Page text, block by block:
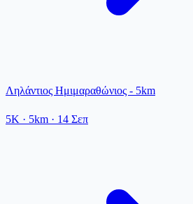
Ληλάντιος Ημιμαραθώνιος - 5km
5K · 5km · 14 Σεπ